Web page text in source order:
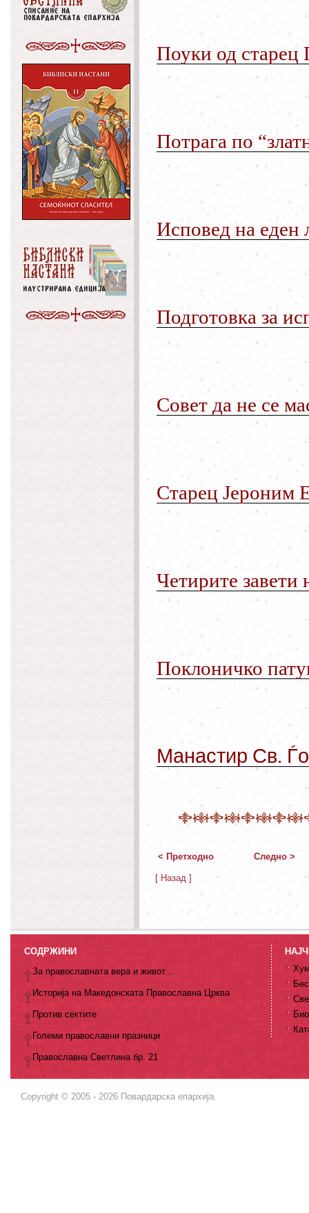
Поуки од старец
Потрага по “
Исповед на еден
Подготовка за
Совет да не се
Старец Јероним
Четирите завети
Поклоничко
Манастир Св.
< Претходно Следно >
[ Назад ]
СОДРЖИНИ
За православната вера и живот...
Историја на Македонската Православна Црква
Против сектите
Големи православни празници
Православна Светлина бр. 21
Copyright © 2005 - 2026 Повардарска епархија.